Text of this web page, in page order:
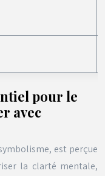
pour le
avec
est perçue
la clarté mentale,